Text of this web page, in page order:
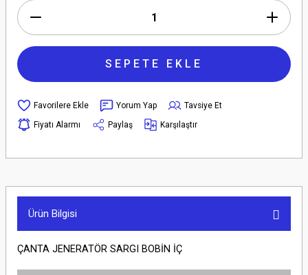
SEPETE EKLE
Yorum Yap
Tavsiye Et
Fiyatı Alarmı
Paylaş Karşılaştır
Ürün Bilgisi
ÇANTA JENERATÖR SARGI BOBİN İÇ